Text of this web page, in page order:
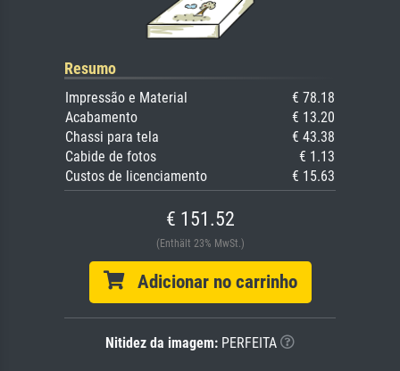
Resumo
Impressão e Material
€ 78.18
Acabamento
€ 13.20
Chassi para tela
€ 43.38
Cabide de fotos
€ 1.13
Custos de licenciamento
€ 15.63
€ 151.52
(Enthält 23% MwSt.)
Adicionar no carrinho
Nitidez da imagem: PERFEITA